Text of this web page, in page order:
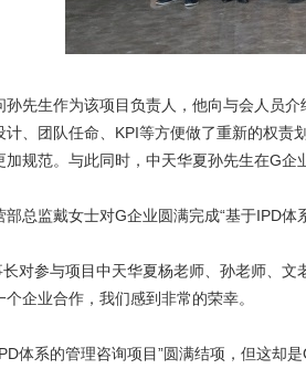
孙先生作为该项目负责人，他向与会人员
计、团队任命、KPI等方便做了重新的权
加规范。与此同时，中天华夏孙先生在G
部总监戴女士对G企业圆满完成“基于IPD
对参与项目中天华夏杨老师、孙老师、
企业合作，我们感到非常的荣幸。
体系的管理咨询项目”圆满结项，但这却